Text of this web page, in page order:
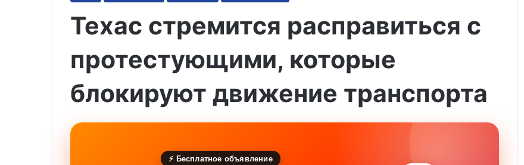
Техас стремится расправиться с
протестующими, которые
блокируют движение транспорта
⚡ Бесплатное объявление